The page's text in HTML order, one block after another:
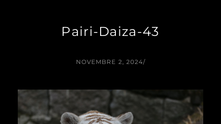
Pairi-Daiza-43
NOVEMBRE 2, 2024/